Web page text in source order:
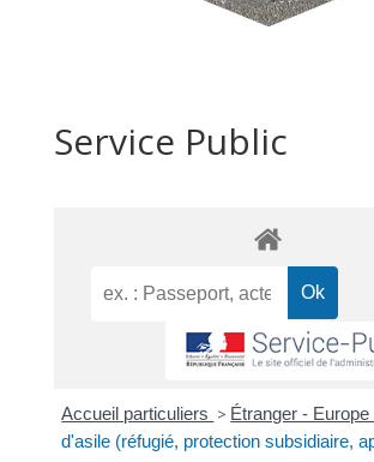
Service Public
Accueil particuliers > Étranger - Europe
d'asile (réfugié, protection subsidiaire,